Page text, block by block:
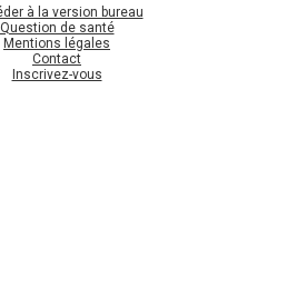
à la version bureau
Question de santé
Mentions légales
Contact
Inscrivez-vous